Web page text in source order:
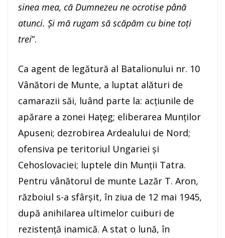
sinea mea, că Dumnezeu ne ocrotise până
atunci. Și mă rugam să scăpăm cu bine toți
trei”.
Ca agent de legătură al Batalionului nr. 10
Vânători de Munte, a luptat alături de
camarazii săi, luând parte la: acţiunile de
apărare a zonei Haţeg; eliberarea Munţilor
Apuseni; dezrobirea Ardealului de Nord;
ofensiva pe teritoriul Ungariei şi
Cehoslovaciei; luptele din Munţii Tatra.
Pentru vânătorul de munte Lazăr T. Aron,
războiul s-a sfârşit, în ziua de 12 mai 1945,
după anihilarea ultimelor cuiburi de
rezistenţă inamică. A stat o lună, în